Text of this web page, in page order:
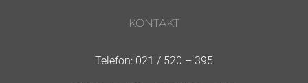
KONTAKT
Telefon: 021 / 520 – 395